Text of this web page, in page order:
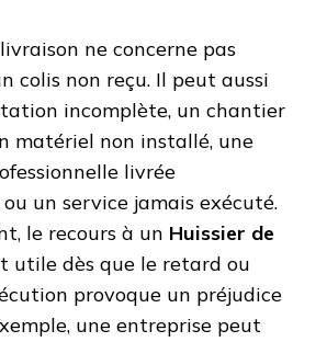
ne concerne pas
colis non reçu. Il peut aussi
incomplète, un chantier
matériel non installé, une
livrée
un service jamais exécuté.
le recours à un Huissier de
utile dès que le retard ou
provoque un préjudice
une entreprise peut